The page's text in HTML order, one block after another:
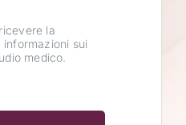
la
informazioni sui
medico.